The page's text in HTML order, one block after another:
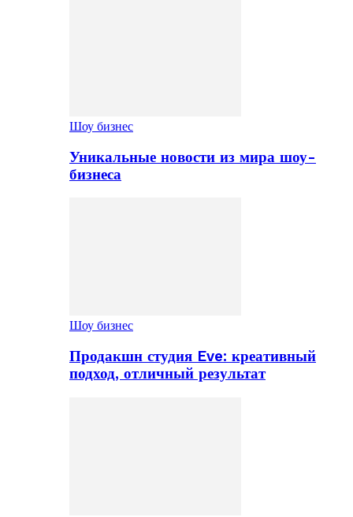
Шоу бизнес
Уникальные новости из мира шоу-
бизнеса
Шоу бизнес
Продакшн студия Eve: креативный
подход, отличный результат